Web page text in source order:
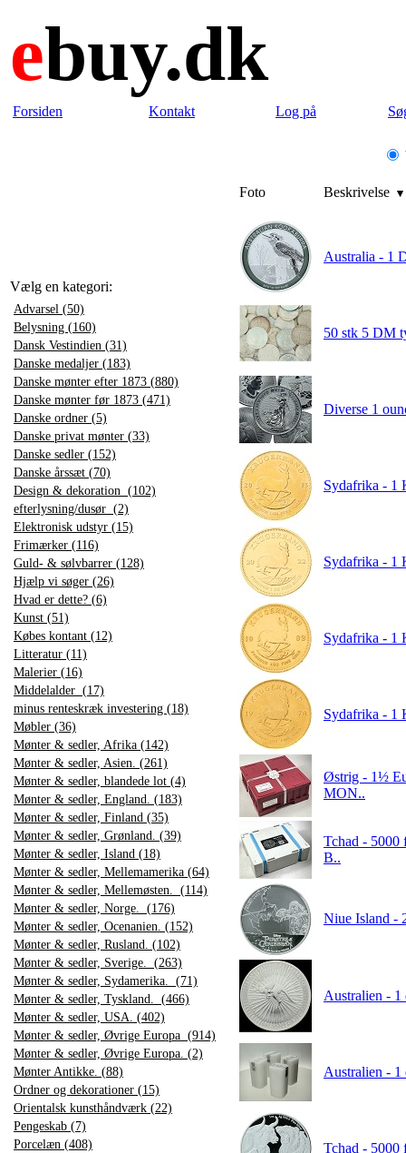
ebuy.dk
Forsiden Kontakt Log på
Vælg en kategori:
Advarsel (50)
Belysning (160)
Dansk Vestindien (31)
Danske medaljer (183)
Danske mønter efter 1873 (880)
Danske mønter før 1873 (471)
Danske ordner (5)
Danske privat mønter (33)
Danske sedler (152)
Danske årssæt (70)
Design & dekoration (102)
efterlysning/dusør (2)
Elektronisk udstyr (15)
Frimærker (116)
Guld- & sølvbarrer (128)
Hjælp vi søger (26)
Hvad er dette? (6)
Kunst (51)
Købes kontant (12)
Litteratur (11)
Malerier (16)
Middelalder (17)
minus renteskræk investering (18)
Møbler (36)
Mønter & sedler, Afrika (142)
Mønter & sedler, Asien. (261)
Mønter & sedler, blandede lot (4)
Mønter & sedler, England. (183)
Mønter & sedler, Finland (35)
Mønter & sedler, Grønland. (39)
Mønter & sedler, Island (18)
Mønter & sedler, Mellemamerika (64)
Mønter & sedler, Mellemøsten. (114)
Mønter & sedler, Norge. (176)
Mønter & sedler, Ocenanien. (152)
Mønter & sedler, Rusland. (102)
Mønter & sedler, Sverige. (263)
Mønter & sedler, Sydamerika. (71)
Mønter & sedler, Tyskland. (466)
Mønter & sedler, USA. (402)
Mønter & sedler, Øvrige Europa (914)
Mønter & sedler, Øvrige Europa. (2)
Mønter Antikke. (88)
Ordner og dekorationer (15)
Orientalsk kunsthåndværk (22)
Pengeskab (7)
Porcelæn (408)
Foto Beskrivelse
Australia - 1
50 stk 5 DM
Diverse 1
Sydafrika - 1
Sydafrika - 1
Sydafrika - 1
Sydafrika - 1
Østrig - 1½
MON..
Tchad - 5000
B..
Niue Island -
Australien -
Australien -
Tchad - 5000